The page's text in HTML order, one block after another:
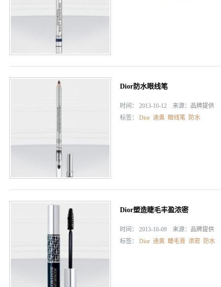
Dior防水眼线笔
时间： 2013-10-12 来源： 品牌提供
标签： Dior 迪奥 眼线笔 防水
Dior塑造睫毛丰盈浓密
时间： 2013-10-09 来源： 品牌提供
标签： Dior 迪奥 睫毛膏 浓密 防水